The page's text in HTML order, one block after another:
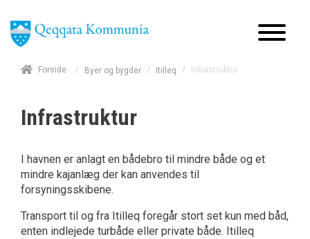
Forside / Byer og bygder / Itilleq / Infrastruktur
Infrastruktur
I havnen er anlagt en bådebro til mindre både og et
mindre kajanlæg der kan anvendes til
forsyningsskibene.
Transport til og fra Itilleq foregår stort set kun med båd,
enten indlejede turbåde eller private både. Itilleq